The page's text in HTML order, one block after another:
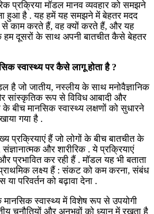
प्रक्रिया मॉडल मानव व्यवहार को समझने
हुआ है . यह हमें यह समझने में बेहतर मदद
काम करते हैं, वह क्यों करते हैं, और यह
हम दूसरों के साथ अपनी बातचीत कैसे बेहतर
स्वास्थ्य पर कैसे लागू होता है ?
है जो जातीय, नस्लीय के साथ मनोवैज्ञानिक
सांस्कृतिक रूप से विविध आबादी और
बीच मानसिक स्वास्थ्य लक्षणों को सुधारने
गया है .
प्रक्रियाएं हैं जो लोगों के बीच बातचीत के
संज्ञानात्मक और शारीरिक . ये प्रक्रियाएं
प्रभावित कर रही हैं . मॉडल यह भी बताता
लक्ष्य हैं : संकट को कम करना, संबंध
परिवर्तन को बढ़ावा देना .
स्वास्थ्य में विशेष रूप से उपयोगी
चुनौतियों और अनुभवों को ध्यान में रखता है